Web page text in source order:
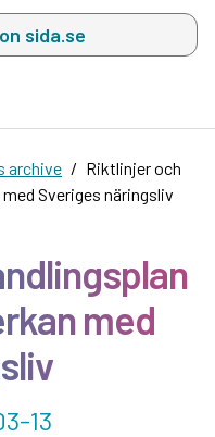
a list with search
archive
Riktlinjer och
Sveriges näringsliv
med
13